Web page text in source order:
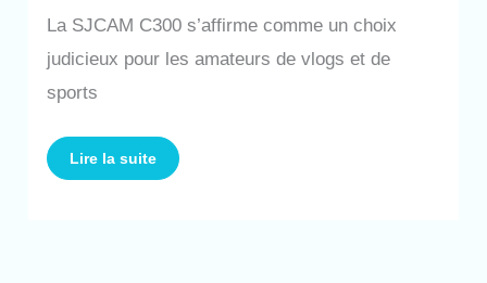
La SJCAM C300 s’affirme comme un choix
judicieux pour les amateurs de vlogs et de
sports
Lire la suite